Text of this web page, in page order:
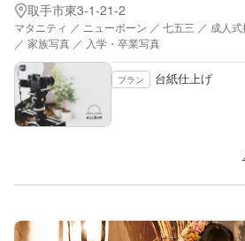
取手市東3-1-21-2
マタニティ ／ ニューボーン ／ 七五三 ／ 成人
／ 家族写真 ／ 入学・卒業写真
プラン 台紙仕上げ